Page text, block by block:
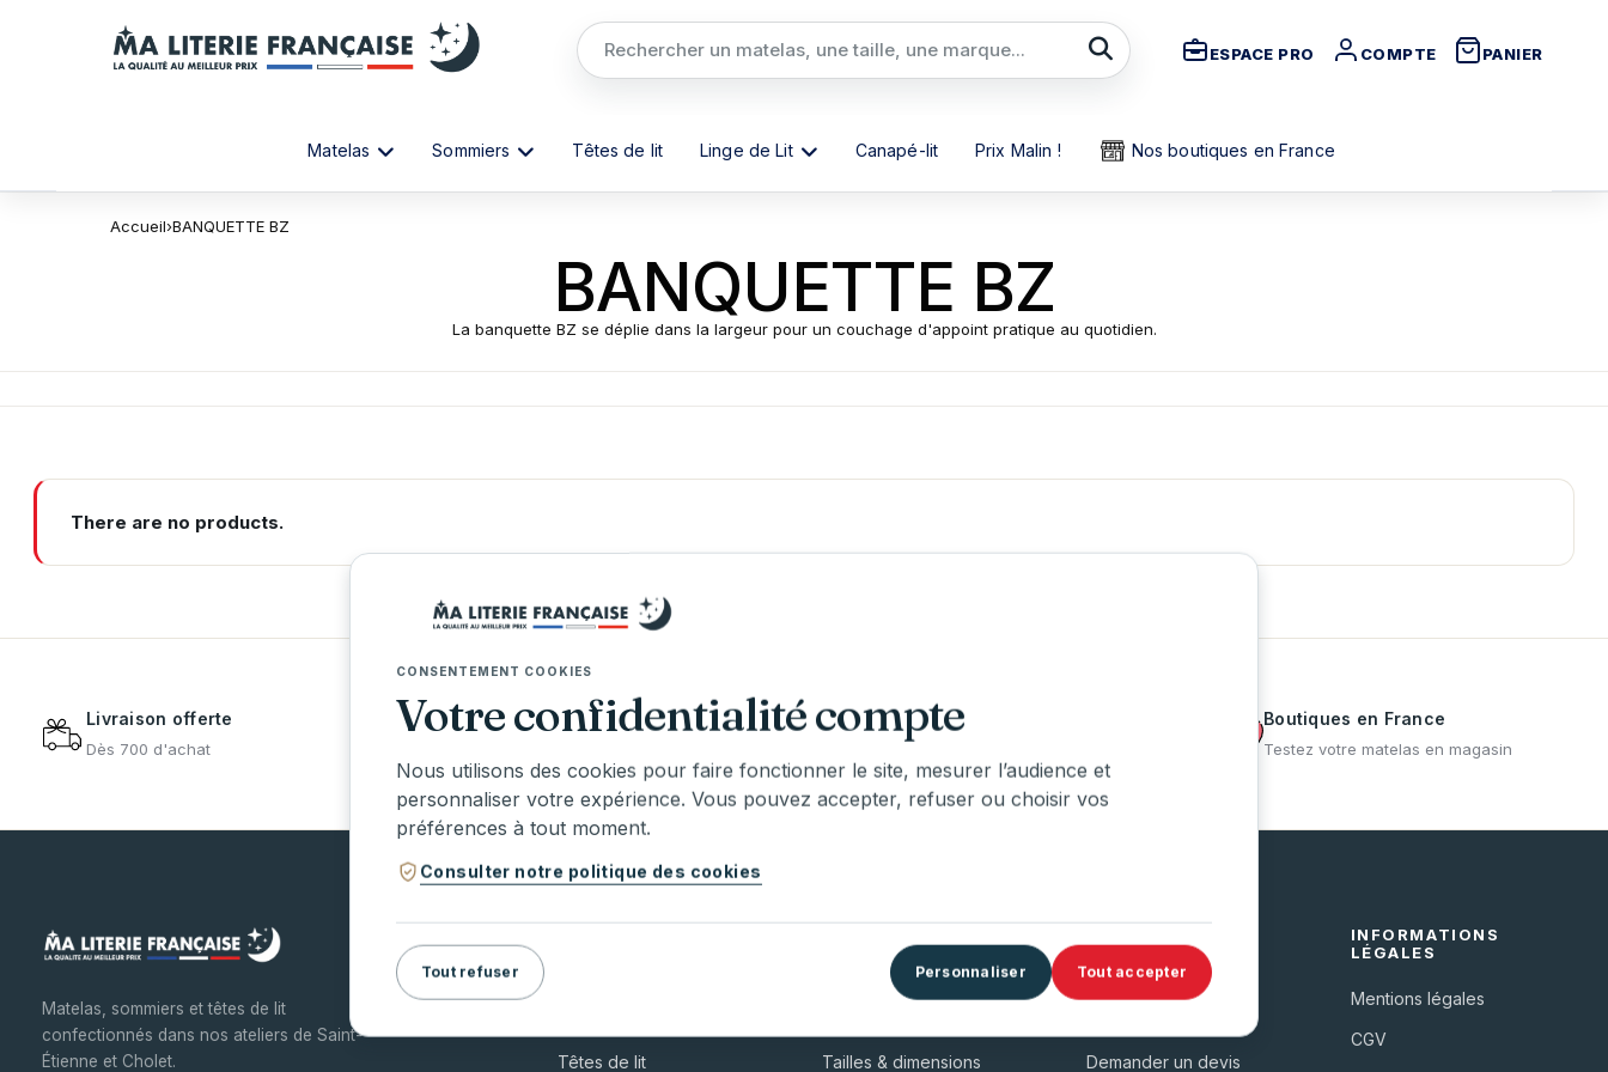
ESPACE PRO COMPTE PANIER
Matelas Sommiers Têtes de lit Linge de Lit Canapé-lit Prix Malin ! Nos boutiques en France
Accueil›BANQUETTE BZ
BANQUETTE BZ
La banquette BZ se déplie dans la largeur pour un couchage d'appoint pratique au quotidien.
There are no products.
Livraison offerte
Dès 700 d'achat
Meilleurs Tarifs Garantis
Garantie jusqu'à 10 ans
Sur ensemble matelas + sommier même
marque
Boutiques en France
Testez votre matelas en magasin
Matelas, sommiers et têtes de lit
confectionnés dans nos ateliers de Saint-
Étienne et Cholet.
Têtes de lit
Guide du sommeil
Tailles & dimensions
Livraison & installation
Demander un devis
INFORMATIONS
LÉGALES
Mentions légales
CGV
CONSENTEMENT COOKIES
Votre confidentialité compte
Nous utilisons des cookies pour faire fonctionner le site, mesurer l’audience et
personnaliser votre expérience. Vous pouvez accepter, refuser ou choisir vos
préférences à tout moment.
Consulter notre politique des cookies
Tout refuser Personnaliser Tout accepter